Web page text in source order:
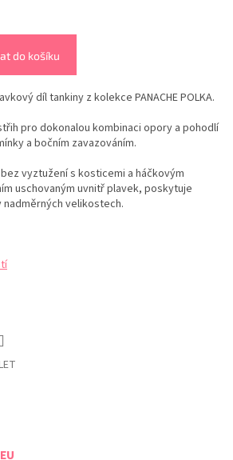
do košíku
díl tankiny z kolekce PANACHE POLKA.
pro dokonalou kombinaci opory a pohodlí
a bočním zavazováním.
vyztužení s kosticemi a háčkovým
uschovaným uvnitř plavek, poskytuje
velikostech.